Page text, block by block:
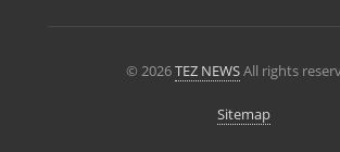
© 2026TEZ NEWSAll rights
Sitemap